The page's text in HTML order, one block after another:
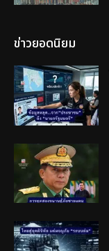
ข่าวยอดนิยม